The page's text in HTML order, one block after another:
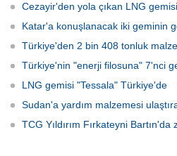
Cezayir'den yola çıkan LNG
Katar'a konuşlanacak iki geminin
Türkiye'den 2 bin 408 tonluk
Türkiye'nin "enerji filosuna" 7'nci
LNG gemisi "Tessala" Türkiye'de
Sudan'a yardım malzemesi
TCG Yıldırım Fırkateyni Bartın'da